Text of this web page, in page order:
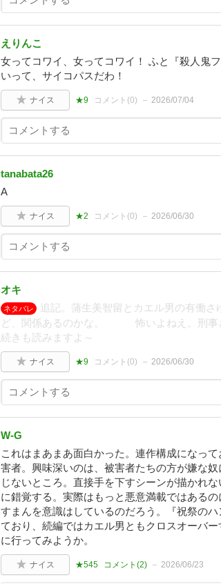
えりんこ
女ってコワイ、女ってコワイ！ ふと『殺人鬼
いって、サイコパスだわ！
ナイス ★9 コメント(0) 2026/07/04
tanabata26
A
ナイス ★2 コメント(0) 2026/06/30
オキ
ネタバレ
追記。蒲生美智留とカエル男の有働
ど、関係あるのかな。 怖いよねえ。刑事さ
続きも読みますよ～
ナイス ★9 コメント(0) 2026/06/30
W-G
これはまあまあ面白かった。連作構成になっ
害者。興味深いのは、被害者たちの方が嫌な
じないところ。直接手を下すシーンが描かれ
に錯覚する。実際はもっと悪意満載ではある
すまんを意識はしているのだろう。『祝祭の
ており、続編ではカエル男ともクロスオーバ
に行ってみようか。
ナイス ★545 コメント(2) 2026/06/23